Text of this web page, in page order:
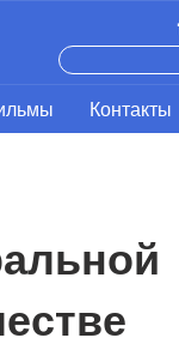
Контакты